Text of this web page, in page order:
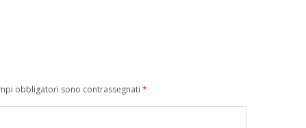
obbligatori sono contrassegnati *